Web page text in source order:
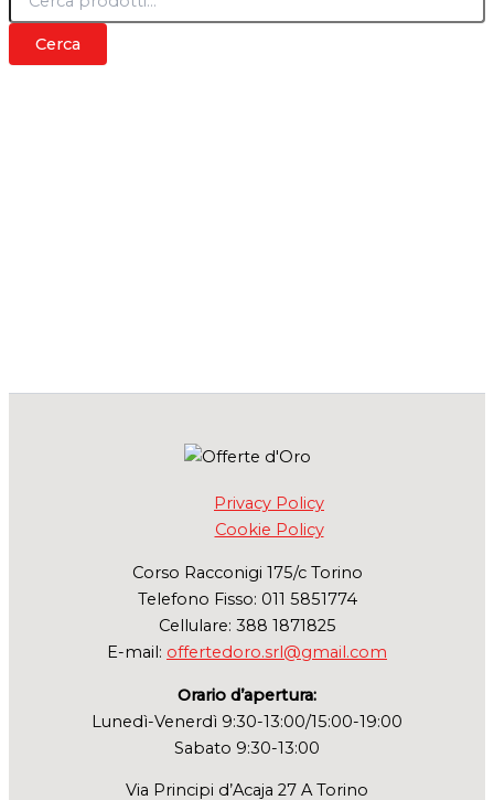
r
Cerca
Privacy Policy
Cookie Policy
Corso Racconigi 175/c Torino
Telefono Fisso: 011 5851774
Cellulare: 388 1871825
E-mail: offertedoro.srl@gmail.com
Orario d’apertura:
Lunedì-Venerdì 9:30-13:00/15:00-19:00
Sabato 9:30-13:00
Via Principi d’Acaja 27 A Torino